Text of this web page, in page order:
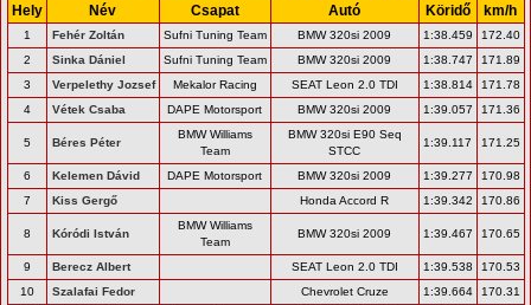
Hely Név Csapat Autó Köridő km/h
1 Fehér Zoltán Sufni Tuning Team BMW 320si 2009 1:38.459
172.40
2
Sinka Dániel Sufni Tuning Team BMW 320si 2009 1:38.747
171.89
3
Verpelethy Jozsef Mekalor Racing SEAT Leon 2.0 TDI 1:38.814
171.78
4
Vétek Csaba DAPE Motorsport BMW 320si 2009 1:39.057 171.36
5 Béres Péter
BMW Williams
Team
BMW 320si E90 Seq
STCC
1:39.117 171.25
6 Kelemen Dávid DAPE Motorsport BMW 320si 2009 1:39.277
170.98
7
Kiss Gergő Honda Accord R 1:39.342 170.86
8 Kóródi István
BMW Williams
Team
BMW 320si 2009 1:39.467 170.65
9 Berecz Albert SEAT Leon 2.0 TDI 1:39.538
170.53
10
Szalafai Fedor Chevrolet Cruze 1:39.664
170.31